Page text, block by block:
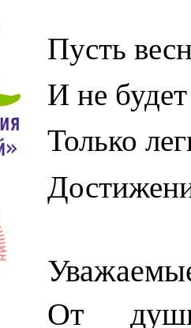
Пусть
И не
Только
От